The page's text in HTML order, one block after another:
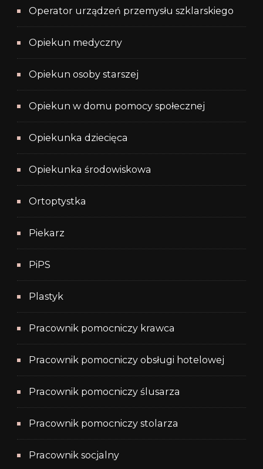
Operator urządzeń przemysłu szklarskiego
Opiekun medyczny
Opiekun osoby starszej
Opiekun w domu pomocy społecznej
Opiekunka dziecięca
Opiekunka środowiskowa
Ortoptystka
Piekarz
PiPS
Plastyk
Pracownik pomocniczy krawca
Pracownik pomocniczy obsługi hotelowej
Pracownik pomocniczy ślusarza
Pracownik pomocniczy stolarza
Pracownik socjalny